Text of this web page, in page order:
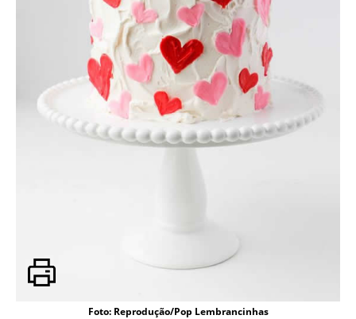
Foto: Reprodução/Pop Lembrancinhas